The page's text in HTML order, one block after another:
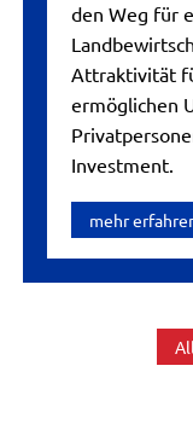
den Weg für
Attraktivität
ermöglichen
Investment.
mehr